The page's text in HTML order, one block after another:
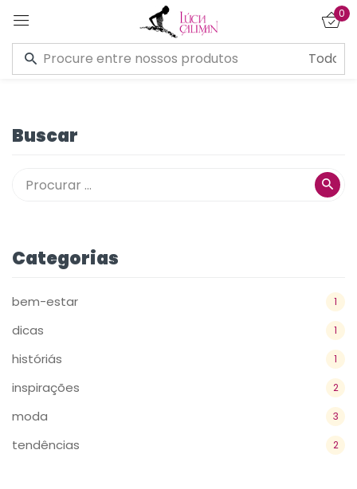
0
Buscar
Categorias
bem-estar 1
dicas 1
históriás 1
inspirações 2
moda 3
tendências 2
Entrar
Lembre de mim Esqueceu a senha?